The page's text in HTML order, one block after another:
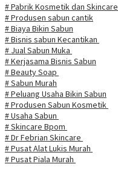
# Pabrik Kosmetik dan Skincare
# Produsen sabun cantik
# Biaya Bikin Sabun
# Bisnis sabun Kecantikan
# Jual Sabun Muka
# Kerjasama Bisnis Sabun
# Beauty Soap
# Sabun Murah
# Peluang Usaha Bikin Sabun
# Produsen Sabun Kosmetik
# Usaha Sabun
# Skincare Bpom
# Dr Febrian Skincare
# Pusat Alat Lukis Murah
# Pusat Piala Murah